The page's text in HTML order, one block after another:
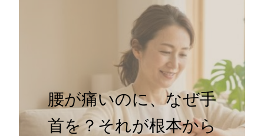
腰が痛いのに、なぜ手
首を？それが根本から